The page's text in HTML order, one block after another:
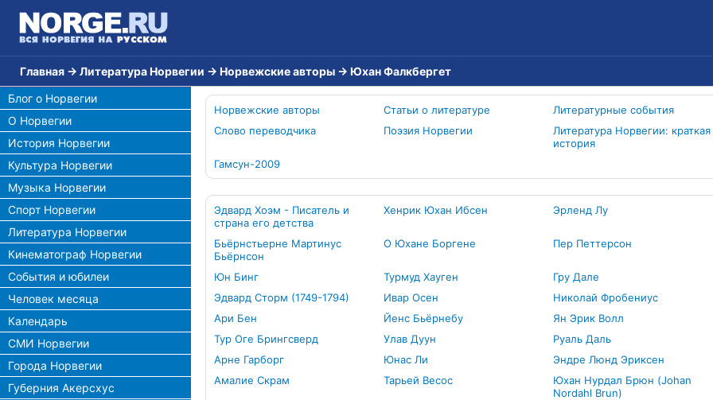
Главная → Литература Норвегии → Норвежские авторы → Юхан Фалкбергет
Блог о Норвегии
О Норвегии
История Норвегии
Культура Норвегии
Музыка Норвегии
Спорт Норвегии
Литература Норвегии
Кинематограф Норвегии
События и юбилеи
Человек месяца
Календарь
СМИ Норвегии
Города Норвегии
Губерния Акерсхус
Норвежские авторы Статьи о литературе Литературные события
Слово переводчика
Поэзия Норвегии
Литература Норвегии: краткая
история
Гамсун-2009
Эдвард Хоэм - Писатель и
страна его детства
Хенрик Юхан Ибсен Эрленд Лу
Бьёрнстьерне Мартинус
Бьёрнсон
О Юхане Боргене Пер Петтерсон
Юн Бинг Турмуд Хауген Гру Дале
Эдвард Сторм (1749-1794)
Ивар Осен Николай Фробениус
Ари Бен
Йенс Бьёрнебу Ян Эрик Волл
Тур Оге Брингсверд
Улав Дуун Руаль Даль
Арне Гарборг
Юнас Ли Эндре Люнд Эриксен
Амалие Скрам
Тарьей Весос
Юхан Нурдал Брюн (Johan
Nordahl Brun)